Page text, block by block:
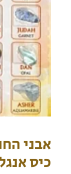
אבני
כיס